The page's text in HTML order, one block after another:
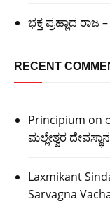
ಭಕ್ತ ಪ್ರಹ್ಲಾದ ರಾಜ
RECENT
Principium on
ಮಲ್ಲೇಶ್ವರ ದೇವಸ್ಥಾನ
Laxmikant
Sarvagna